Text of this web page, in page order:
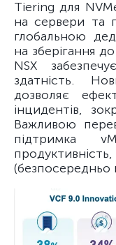
Tiering для
на сервери та
глобальною
на зберігання
NSX
здатність.
дозволяє
інцидентів,
Важливою
підтримка
(безпосередньо